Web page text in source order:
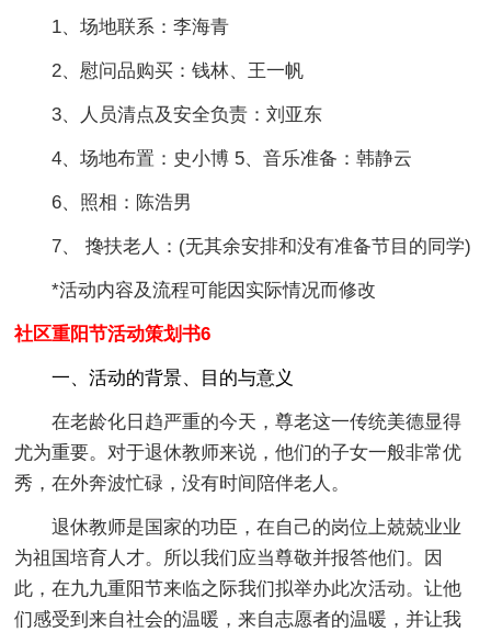
1、场地联系：李海青
2、慰问品购买：钱林、王一帆
3、人员清点及安全负责：刘亚东
4、场地布置：史小博 5、音乐准备：韩静云
6、照相：陈浩男
7、 搀扶老人：(无其余安排和没有准备节目的同学)
*活动内容及流程可能因实际情况而修改
社区重阳节活动策划书6
一、活动的背景、目的与意义
在老龄化日趋严重的今天，尊老这一传统美德显得
尤为重要。对于退休教师来说，他们的子女一般非常优
秀，在外奔波忙碌，没有时间陪伴老人。
退休教师是国家的功臣，在自己的岗位上兢兢业业
为祖国培育人才。所以我们应当尊敬并报答他们。因
此，在九九重阳节来临之际我们拟举办此次活动。让他
们感受到来自社会的温暖，来自志愿者的温暖，并让我